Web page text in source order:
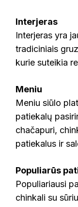
Interjeras
Interjeras yra
tradiciniais
kurie suteikia
Meniu
Meniu siūlo
patiekalų
chačapuri,
patiekalus ir
Populiarūs
Populiariausi
chinkali su